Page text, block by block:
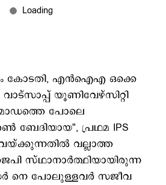
കോടതി, എന്‍ഐഎ ഒക്കെ
യൂണിവേഴ്സിറ്റി
പോലെ
ബേദിയായ", പ്രഥമ IPS
വല്ലാത്ത
സ്ഥാനാർത്ഥിയായിരുന്ന
നെ പോലുള്ളവർ സജീവ